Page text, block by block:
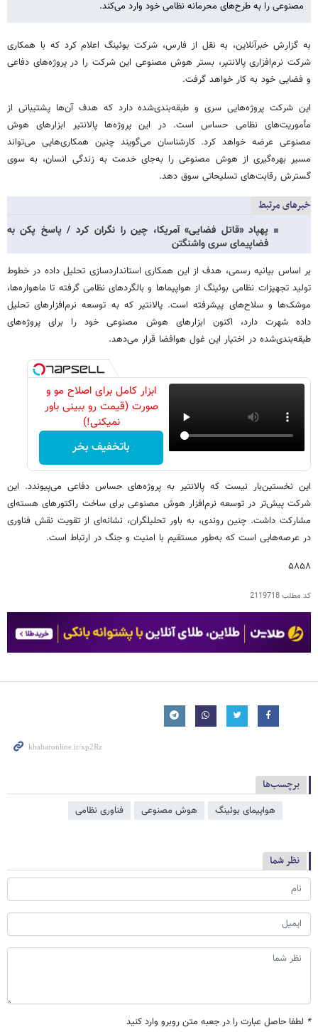
مصنوعی را به طرح‌های محرمانه نظامی خود وارد می‌کند.
به گزارش خبرآنلاین، به نقل از فارس، شرکت بوئینگ اعلام کرد که با همکاری
شرکت نرم‌افزاری پالانتیر، بستر هوش مصنوعی این شرکت را در پروژه‌های دفاعی
و فضایی خود به کار خواهد گرفت.
این شرکت پروژه‌هایی سری و طبقه‌بندی‌شده دارد که هدف آن‌ها پشتیبانی از
مأموریت‌های نظامی حساس است. در این پروژه‌ها پالانتیر ابزارهای هوش
مصنوعی عرضه خواهد کرد. کارشناسان می‌گویند چنین همکاری‌هایی می‌تواند
مسیر بهره‌گیری از هوش مصنوعی را به‌جای خدمت به زندگی انسان، به سوی
گسترش رقابت‌های تسلیحاتی سوق دهد.
خبرهای مرتبط
پهپاد «قاتل فضایی» آمریکا، چین را نگران کرد / پاسخ پکن به
فضاپیمای سری واشنگتن
بر اساس بیانیه رسمی، هدف از این همکاری استانداردسازی تحلیل داده در خطوط
تولید تجهیزات نظامی بوئینگ از هواپیماها و بالگردهای نظامی گرفته تا ماهواره‌ها،
موشک‌ها و سلاح‌های پیشرفته است. پالانتیر که به توسعه نرم‌افزارهای تحلیل
داده شهرت دارد، اکنون ابزارهای هوش مصنوعی خود را برای پروژه‌های
طبقه‌بندی‌شده در اختیار این غول هوافضا قرار می‌دهد.
ابزار کامل برای اصلاح مو و
صورت (قیمت رو ببینی باور
نمیکنی!)
باتخفیف بخر
این نخستین‌بار نیست که پالانتیر به پروژه‌های حساس دفاعی می‌پیوندد. این
شرکت پیش‌تر در توسعه نرم‌افزار هوش مصنوعی برای ساخت راکتورهای هسته‌ای
مشارکت داشت. چنین روندی، به باور تحلیلگران، نشانه‌ای از تقویت نقش فناوری
در عرصه‌هایی است که به‌طور مستقیم با امنیت و جنگ در ارتباط است.
۵۸۵۸
کد مطلب2119718
برچسب‌ها
هواپیمای بوئینگ هوش مصنوعی فناوری نظامی
نظر شما
* لطفا حاصل عبارت را در جعبه متن روبرو وارد کنید